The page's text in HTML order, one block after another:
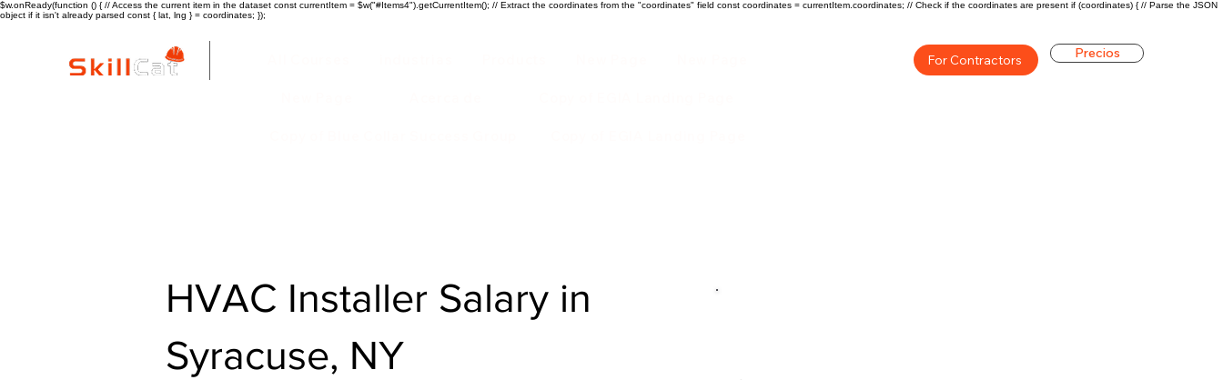
$w.onReady(function () { // Access the current item in the dataset const currentItem = $w("#Items4").getCurrentItem(); // Extract the coordinates from the "coordinates" field const coordinates = currentItem.coordinates; // Check if the coordinates are present if (coordinates) { // Parse the JSON
object if it isn't already parsed const { lat, lng } = coordinates; });
For Contractors Precios
HVAC Installer Salary in
Syracuse, NY